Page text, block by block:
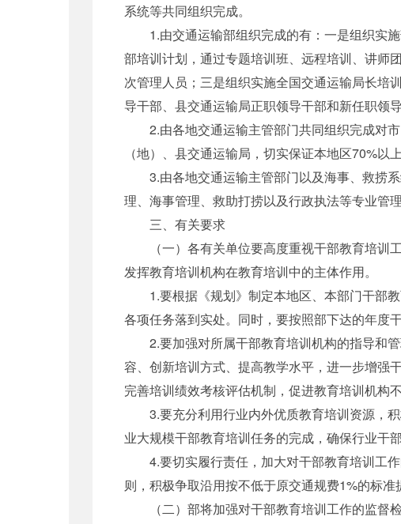
系统等共同组织完成。
1.由交通运输部组织完成的有：一是组织实施
部培训计划，通过专题培训班、远程培训、讲师
次管理人员；三是组织实施全国交通运输局长培
导干部、县交通运输局正职领导干部和新任职领
2.由各地交通运输主管部门共同组织完成对市
（地）、县交通运输局，切实保证本地区70%
3.由各地交通运输主管部门以及海事、救捞系
理、海事管理、救助打捞以及行政执法等专业管
三、有关要求
（一）各有关单位要高度重视干部教育培训工
发挥教育培训机构在教育培训中的主体作用。
1.要根据《规划》制定本地区、本部门干部教
各项任务落到实处。同时，要按照部下达的年度
2.要加强对所属干部教育培训机构的指导和管
容、创新培训方式、提高教学水平，进一步增强
完善培训绩效考核评估机制，促进教育培训机构
3.要充分利用行业内外优质教育培训资源，积
业大规模干部教育培训任务的完成，确保行业干
4.要切实履行责任，加大对干部教育培训工作
则，积极争取沿用按不低于原交通规费1%的标
（二）部将加强对干部教育培训工作的监督检